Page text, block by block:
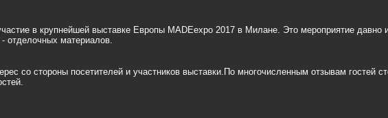
в крупнейшей выставке Европы MADEexpo 2017 в Милане. Это мероприятие давно
отделочных материалов.
со стороны посетителей и участников выставки.По многочисленным отзывам гостей